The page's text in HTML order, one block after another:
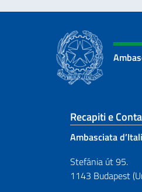
Recapiti e
Ambasciata
Stefánia út 95.
1143 Budapest